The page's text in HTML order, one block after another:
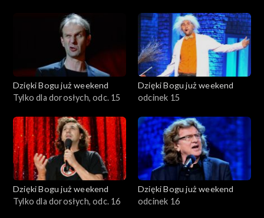
Dzięki Bogu już weekend
Tylko dla dorosłych, odc. 15
Dzięki Bogu już weekend
odcinek 15
Dzięki Bogu już weekend
Tylko dla dorosłych, odc. 16
Dzięki Bogu już weekend
odcinek 16